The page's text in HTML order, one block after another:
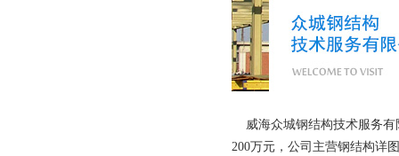
威海众城钢结构技术服务有
200万元，公司主营钢结构详